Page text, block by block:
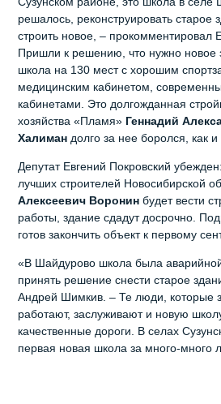
решалось, реконструировать старое
строить новое, – прокомментировал
Пришли к решению, что нужно новое
школа на 130 мест с хорошим
медицинским кабинетом,
кабинетами. Это долгожданная
хозяйства «Пламя» Геннадий
Халиман долго за нее боролся, как
Депутат Евгений Покровский
лучших строителей Новосибирской
Алексеевич Воронин будет вести
работы, здание сдадут досрочно.
готов закончить объект к первому
«В Шайдурово школа была
принять решение снести старое
Андрей Шимкив. – Те люди, которые
работают, заслуживают и новую
качественные дороги. В селах
первая новая школа за много-много